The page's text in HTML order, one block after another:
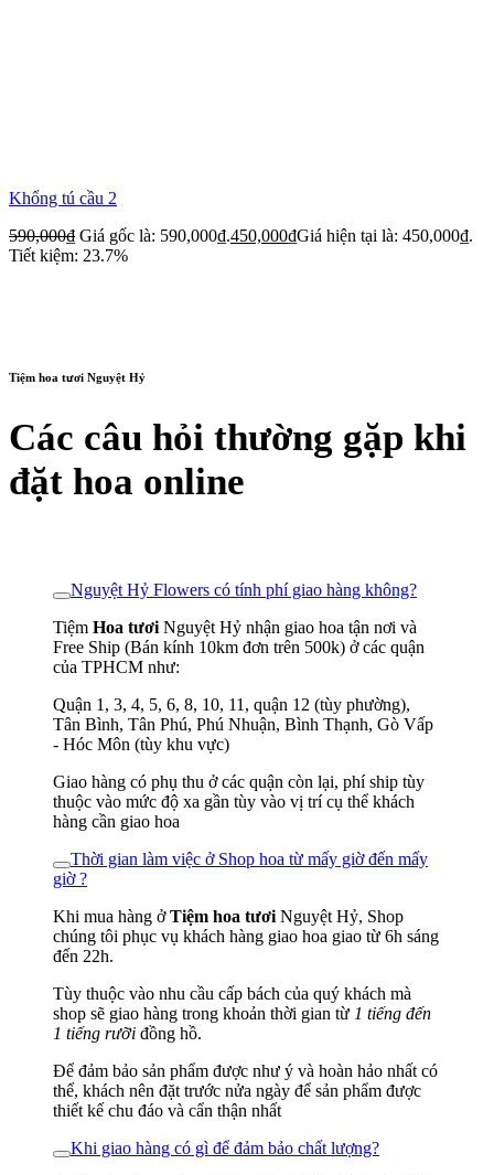
Khổng tú cầu 2
590,000₫ Giá gốc là: 590,000₫.450,000₫Giá hiện tại là: 450,000₫.
Tiết kiệm: 23.7%
Tiệm hoa tươi Nguyệt Hỷ
Các câu hỏi thường gặp khi
đặt hoa online
Nguyệt Hỷ Flowers có tính phí giao hàng không?
Tiệm Hoa tươi Nguyệt Hỷ nhận giao hoa tận nơi và
Free Ship (Bán kính 10km đơn trên 500k) ở các quận
của TPHCM như:
Quận 1, 3, 4, 5, 6, 8, 10, 11, quận 12 (tùy phường),
Tân Bình, Tân Phú, Phú Nhuận, Bình Thạnh, Gò Vấp
- Hóc Môn (tùy khu vực)
Giao hàng có phụ thu ở các quận còn lại, phí ship tùy
thuộc vào mức độ xa gần tùy vào vị trí cụ thể khách
hàng cần giao hoa
Thời gian làm việc ở Shop hoa từ mấy giờ đến mấy
giờ ?
Khi mua hàng ởTiệm hoa tươi Nguyệt Hỷ, Shop
chúng tôi phục vụ khách hàng giao hoa giao từ 6h sáng
đến 22h.
Tùy thuộc vào nhu cầu cấp bách của quý khách mà
shop sẽ giao hàng trong khoản thời gian từ 1 tiếng đến
1 tiếng rưỡi đồng hồ.
Để đảm bảo sản phẩm được như ý và hoàn hảo nhất có
thể, khách nên đặt trước nửa ngày để sản phẩm được
thiết kế chu đáo và cẩn thận nhất
Khi giao hàng có gì để đảm bảo chất lượng?